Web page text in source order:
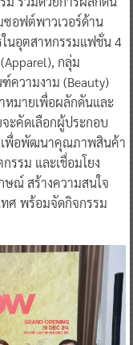
อฟต์พาวเวอร์ด้าน
นอุตสาหกรรมแฟชั่น 4
กลุ่ม
วามงาม (Beauty)
หมายเพื่อผลักดันและ
ะคัดเลือกผู้ประกอบ
เพื่อพัฒนาคุณภาพสินค้า
รม และเชื่อมโยง
ษณ์ สร้างความสนใจ
ทศ พร้อมจัดกิจกรรม